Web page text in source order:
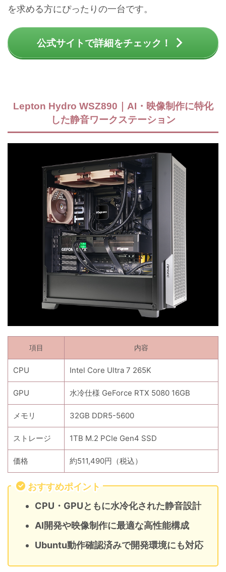
を求める方にぴったりの一台です。
公式サイトで詳細をチェック！
Lepton Hydro WSZ890｜AI・映像制作に特化
した静音ワークステーション
項目 内容
CPU Intel Core Ultra 7 265K
GPU 水冷仕様 GeForce RTX 5080 16GB
メモリ 32GB DDR5-5600
ストレージ 1TB M.2 PCIe Gen4 SSD
価格 約511,490円（税込）
おすすめポイント
CPU・GPUともに水冷化された静音設計
AI開発や映像制作に最適な高性能構成
Ubuntu動作確認済みで開発環境にも対応